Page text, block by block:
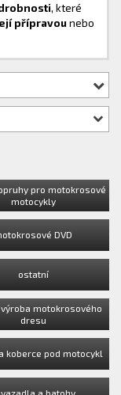
, které
přípravou nebo
pro motokrosové
motocykly
DVD
ostatní
motokrosového
dresu
koberce pod motocykl
a batohy